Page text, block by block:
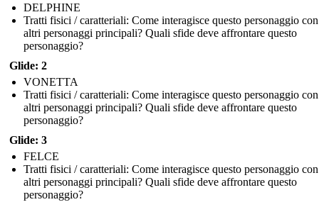
DELPHINE
Tratti fisici / caratteriali: Come interagisce questo personaggio
altri personaggi principali? Quali sfide deve affrontare questo
personaggio?
Glide: 2
VONETTA
Tratti fisici / caratteriali: Come interagisce questo personaggio
altri personaggi principali? Quali sfide deve affrontare questo
personaggio?
Glide: 3
FELCE
Tratti fisici / caratteriali: Come interagisce questo personaggio
altri personaggi principali? Quali sfide deve affrontare questo
personaggio?